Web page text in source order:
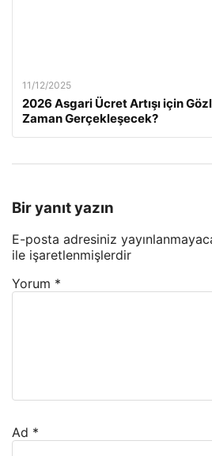
11/12/2025
2026 Asgari Ücret Artışı için
Zaman Gerçekleşecek?
Bir yanıt yazın
E-posta adresiniz
ile işaretlenmişlerdir
Yorum *
Ad *